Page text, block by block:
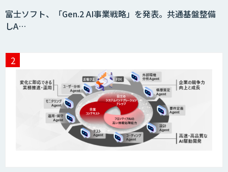
富士ソフト、「Gen.2 AI事業戦略」を発表。共通基盤整備
しA…